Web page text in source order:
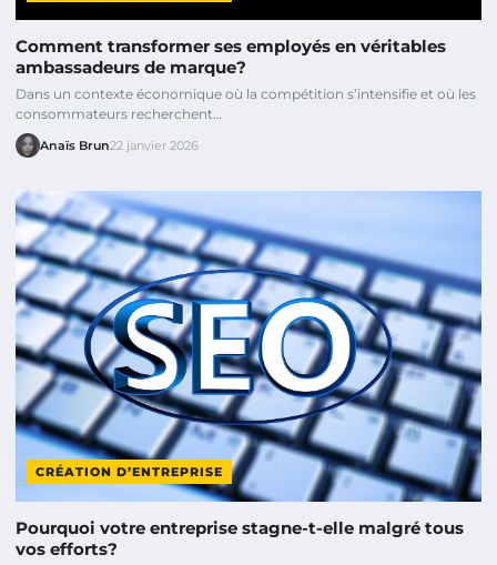
Comment transformer ses employés en véritables
ambassadeurs de marque?
Dans un contexte économique où la compétition s’intensifie et où les
consommateurs recherchent…
Anaïs Brun22 janvier 2026
CRÉATION D’ENTREPRISE
Pourquoi votre entreprise stagne-t-elle malgré tous
vos efforts?